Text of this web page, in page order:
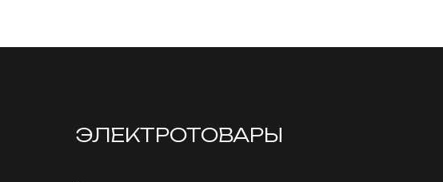
ЭЛЕКТРОТОВАРЫ